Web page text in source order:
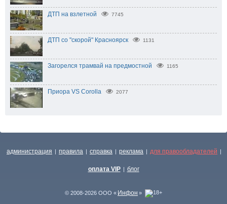
ДТП на взлетной 7745
ДТП со "скорой" Красноярск 1131
Загорелся трамвай на предмостной 1165
Приора VS Corolla 2077
администрация | правила | справка | реклама | для правообладателей |
оплата VIP | блог
© 2008-2026 ООО « Инфон »